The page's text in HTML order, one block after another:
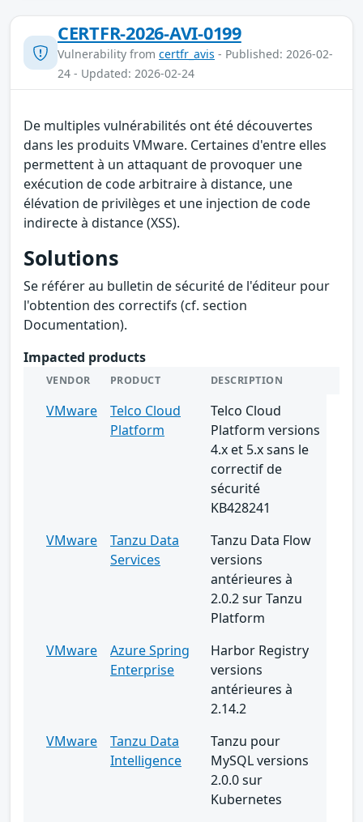
CERTFR-2026-AVI-0199
Vulnerability from certfr_avis - Published: 2026-02-
24 - Updated: 2026-02-24
De multiples vulnérabilités ont été découvertes
dans les produits VMware. Certaines d'entre elles
permettent à un attaquant de provoquer une
exécution de code arbitraire à distance, une
élévation de privilèges et une injection de code
indirecte à distance (XSS).
Solutions
Se référer au bulletin de sécurité de l'éditeur pour
l'obtention des correctifs (cf. section
Documentation).
Impacted products
VENDOR PRODUCT DESCRIPTION
VMware
Telco Cloud
Platform
Telco Cloud
Platform versions
4.x et 5.x sans le
correctif de
sécurité
KB428241
VMware
Tanzu Data
Services
Tanzu Data Flow
versions
antérieures à
2.0.2 sur Tanzu
Platform
VMware
Azure Spring
Enterprise
Harbor Registry
versions
antérieures à
2.14.2
VMware
Tanzu Data
Intelligence
Tanzu pour
MySQL versions
2.0.0 sur
Kubernetes